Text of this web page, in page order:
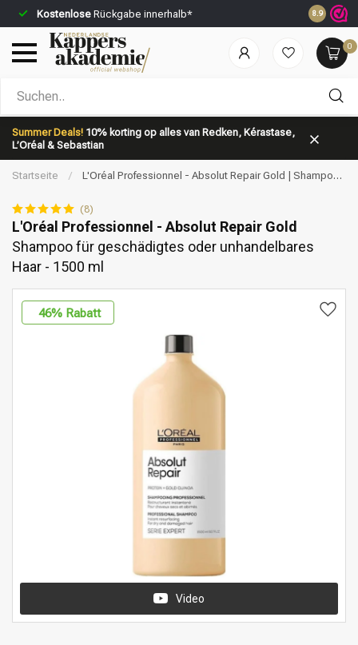
Kostenlose Rückgabe innerhalb* Vor 23:59
8.9
0
Summer Deals! 10% korting op alles van Redken, Kérastase,
L’Oréal & Sebastian
Nach welcher Kategorie suchst du?
Marken Haarpflege
Startseite /
L'Oréal Professionnel - Absolut Repair Gold | Shampoo
(8)
L'Oréal Professionnel - Absolut Repair Gold
Shampoo für geschädigtes oder unhandelbares
Haar - 1500 ml
46% Rabatt
Video